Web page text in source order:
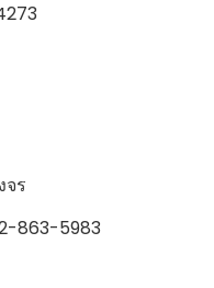
จร
863-5983